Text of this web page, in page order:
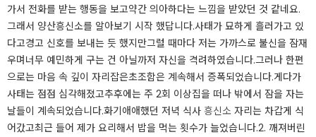
가서 전화를 받는 행동을 보고약간 의아하다는 느낌을 받았던 것 같네요.
그래서 양산흥신소를 알아보기 시작 했답니다.​​사태가 묘하게 흘러가고 있
다고경고 신호를 보내는 듯 했지만그럴 때마다 저는 가까스로 불신을 잠재
우며너무 예민하게 구는 건 아닐까저 자신을 격려하였습니다.​그러나 한편
으로는 마음 속 깊이 자리잡은초조함은 계속해서 증폭되었습니다.​게다가
사태는 점점 심각해졌고추후에는 주 2회 이상집을 떠나 밖에서 잠을 자는
날들이 계속되었습니다.​화기애애했던 저녁 식사 흥신소 자리는 차갑게 식
어갔고최근 들어 제가 요리해서 밥을 먹는 횟수가 늘었습니다.​​2. 깨져버린